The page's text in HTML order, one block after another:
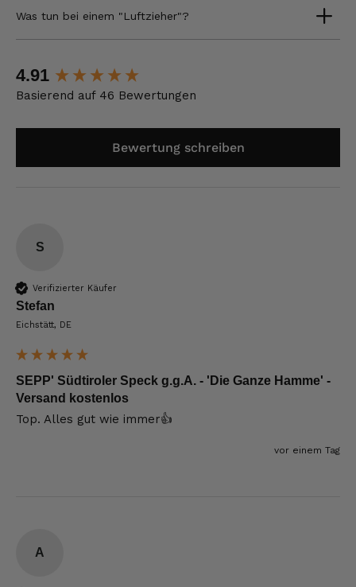
Was tun bei einem "Luftzieher"?
4.91
Basierend auf 46 Bewertungen
Bewertung schreiben
S
Verifizierter Käufer
Stefan
Eichstätt, DE
SEPP' Südtiroler Speck g.g.A. - 'Die Ganze Hamme' -
Versand kostenlos
Top. Alles gut wie immer👍
vor einem Tag
A
New content loaded